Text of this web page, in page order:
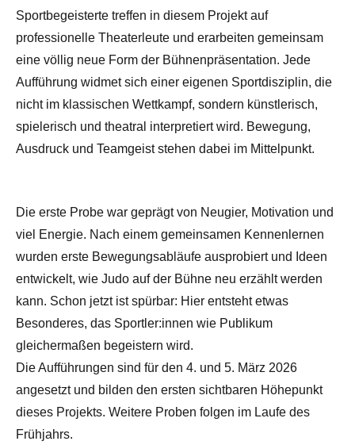
Sportbegeisterte treffen in diesem Projekt auf
professionelle Theaterleute und erarbeiten gemeinsam
eine völlig neue Form der Bühnenpräsentation. Jede
Aufführung widmet sich einer eigenen Sportdisziplin, die
nicht im klassischen Wettkampf, sondern künstlerisch,
spielerisch und theatral interpretiert wird. Bewegung,
Ausdruck und Teamgeist stehen dabei im Mittelpunkt.
Die erste Probe war geprägt von Neugier, Motivation und
viel Energie. Nach einem gemeinsamen Kennenlernen
wurden erste Bewegungsabläufe ausprobiert und Ideen
entwickelt, wie Judo auf der Bühne neu erzählt werden
kann. Schon jetzt ist spürbar: Hier entsteht etwas
Besonderes, das Sportler:innen wie Publikum
gleichermaßen begeistern wird.
Die Aufführungen sind für den 4. und 5. März 2026
angesetzt und bilden den ersten sichtbaren Höhepunkt
dieses Projekts. Weitere Proben folgen im Laufe des
Frühjahrs.